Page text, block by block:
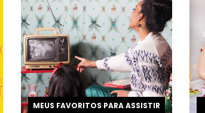
MEUS FAVORITOS PARA ASSISTIR